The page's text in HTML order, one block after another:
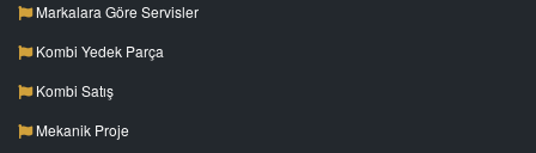
Markalara Göre Servisler
Kombi Yedek Parça
Kombi Satış
Mekanik Proje